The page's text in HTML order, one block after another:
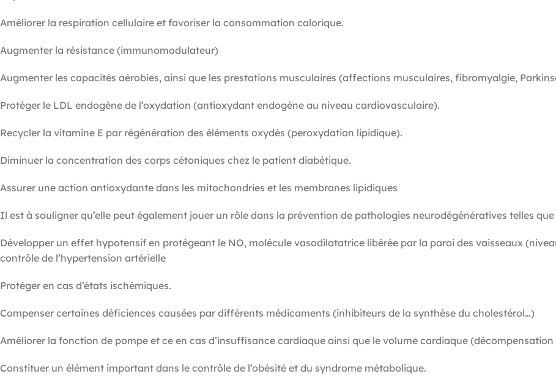
Améliorer la respiration cellulaire et favoriser la consommation calorique.
Augmenter la résistance (immunomodulateur)
Augmenter les capacités aérobies, ainsi que les prestations musculaires (affections musculaires, fibromyalgie,
Protéger le LDL endogène de l’oxydation (antioxydant endogène au niveau cardiovasculaire).
Recycler la vitamine E par régénération des éléments oxydés (peroxydation lipidique).
Diminuer la concentration des corps cétoniques chez le patient diabétique.
Assurer une action antioxydante dans les mitochondries et les membranes lipidiques
Il est à souligner qu’elle peut également jouer un rôle dans la prévention de pathologies neurodégénératives telles que
Développer un effet hypotensif en protégeant le NO, molécule vasodilatatrice libérée par la paroi des vaisseaux
contrôle de l’hypertension artérielle
Protéger en cas d’états ischémiques.
Compenser certaines déficiences causées par différents médicaments (inhibiteurs de la synthèse du cholestérol…)
Améliorer la fonction de pompe et ce en cas d’insuffisance cardiaque ainsi que le volume cardiaque
Constituer un élément important dans le contrôle de l’obésité et du syndrome métabolique.